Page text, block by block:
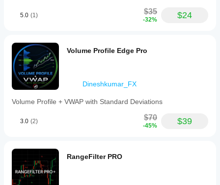
5.0 (1) $35
-32% $24
Volume Profile Edge Pro
Dineshkumar_FX
Volume Profile + VWAP with Standard Deviations
3.0 (2) $70
-45% $39
RangeFilter PRO